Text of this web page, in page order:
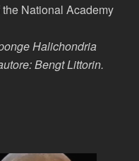
National Academy
Halichondria
Bengt Littorin.